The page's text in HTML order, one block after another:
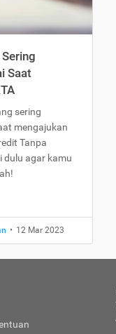
Saat
sering
mengajukan
Tanpa
dulu agar kamu
• 12 Mar 2023